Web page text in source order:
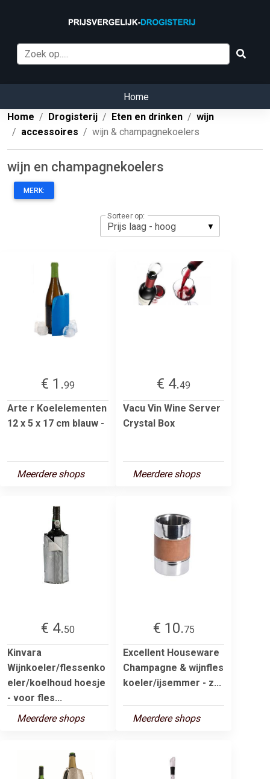
Home
Home
Drogisterij Eten en drinken
wijn
accessoires
wijn & champagnekoelers
wijn en champagnekoelers
MERK:
Sorteer op:
€ 1.99
Arte r Koelelementen
12 x 5 x 17 cm blauw -
Meerdere shops
€ 4.49
Vacu Vin Wine Server
Crystal Box
Meerdere shops
€ 4.50
Kinvara
Wijnkoeler/flessenko
eler/koelhoud hoesje
- voor fles...
Meerdere shops
€ 10.75
Excellent Houseware
Champagne & wijnfles
koeler/ijsemmer - z...
Meerdere shops